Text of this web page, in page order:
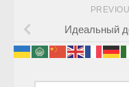
Идеальный